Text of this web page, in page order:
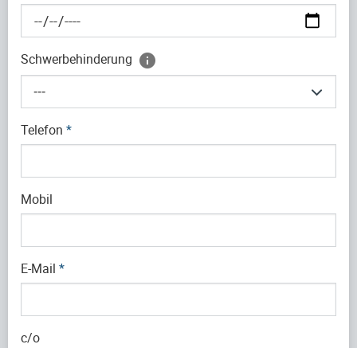
Schwerbehinderung
---
Telefon *
Mobil
E-Mail *
c/o